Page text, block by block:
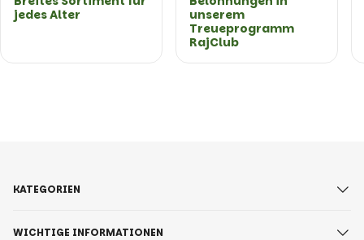
jedes Alter
unserem
Treueprogramm
RajClub
KATEGORIEN
WICHTIGE INFORMATIONEN